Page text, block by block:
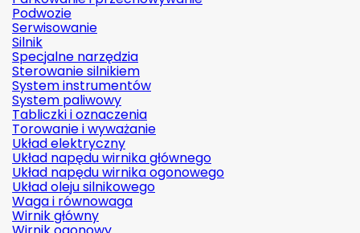
Podwozie
Serwisowanie
Silnik
Specjalne narzędzia
Sterowanie silnikiem
System instrumentów
System paliwowy
Tabliczki i oznaczenia
Torowanie i wyważanie
Układ elektryczny
Układ napędu wirnika głównego
Układ napędu wirnika ogonowego
Układ oleju silnikowego
Waga i równowaga
Wirnik główny